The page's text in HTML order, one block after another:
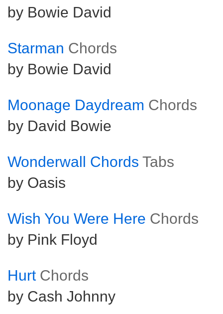
by Bowie David
Starman Chords
by Bowie David
Moonage Daydream Chords
by David Bowie
Wonderwall Chords Tabs
by Oasis
Wish You Were Here Chords
by Pink Floyd
Hurt Chords
by Cash Johnny